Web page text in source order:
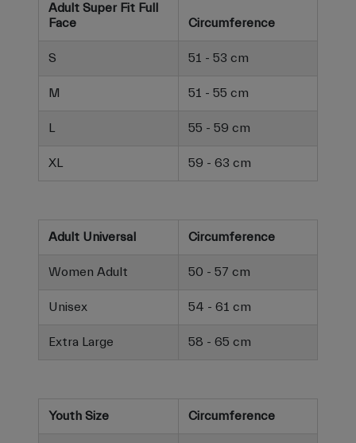
Adult Super Fit Full
Face
Circumference
S 51 - 53 cm
M 51 - 55 cm
L 55 - 59 cm
XL 59 - 63 cm
Adult Universal Circumference
Women Adult 50 - 57 cm
Unisex 54 - 61 cm
Extra Large 58 - 65 cm
Youth Size Circumference